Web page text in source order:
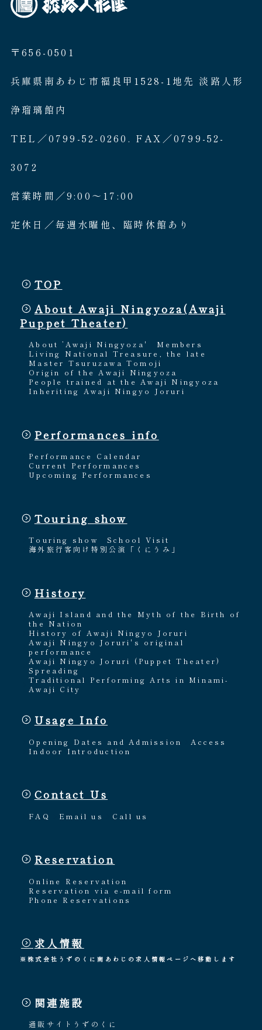
〒656-0501
兵庫県南あわじ市福良甲1528-1地先 淡路人形
浄瑠璃館内
TEL／0799-52-0260. FAX／0799-52-
3072
営業時間／9:00〜17:00
定休日／毎週水曜他、臨時休館あり
TOP
About Awaji Ningyoza(Awaji
Puppet Theater)
About ’Awaji Ningyoza'
Members
Living National Treasure, the late
Master Tsuruzawa Tomoji
Origin of the Awaji Ningyoza
People trained at the Awaji Ningyoza
Inheriting Awaji Ningyo Joruri
Performances info
Performance Calendar
Current Performances
Upcoming Performances
Touring show
Touring show
School Visit
海外旅行客向け特別公演「くにうみ」
History
Awaji Island and the Myth of the Birth of
the Nation
History of Awaji Ningyo Joruri
Awaji Ningyo Joruri's original
performance
Awaji Ningyo Joruri (Puppet Theater)
Spreading
Traditional Performing Arts in Minami-
Awaji City
Usage Info
Opening Dates and Admission
Access
Indoor Introduction
Contact Us
FAQ Email us Call us
Reservation
Online Reservation
Reservation via e-mail form
Phone Reservations
求人情報
※株式会社うずのくに南あわじの求人情報ページへ移動します
関連施設
通販サイトうずのくに